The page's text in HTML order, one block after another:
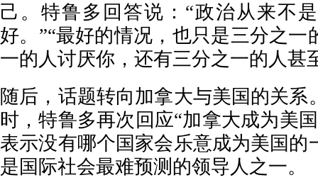
己。特鲁多回答说：“政治从来不
好。”“最好的情况，也只是三分之一
一的人讨厌你，还有三分之一的人甚
随后，话题转向加拿大与美国的关系
时，特鲁多再次回应“加拿大成为美
表示没有哪个国家会乐意成为美国的
是国际社会最难预测的领导人之一。